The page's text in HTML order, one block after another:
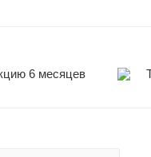
6 месяцев